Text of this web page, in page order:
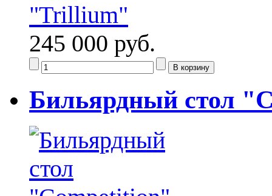
245 000 руб.
Бильярдный стол